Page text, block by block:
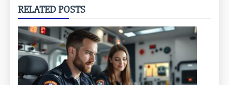
RELATED POSTS